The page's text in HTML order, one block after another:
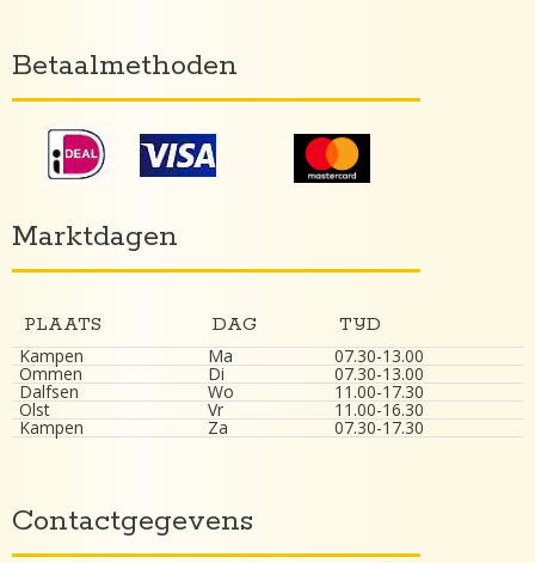
Contactgegevens
Betaalmethoden
Marktdagen
PLAATS DAG
TIJD
Kampen
Ma 07.30-13.00
Ommen Di 07.30-13.00
Dalfsen Wo 11.00-17.30
Olst Vr 11.00-16.30
Kampen Za 07.30-17.30